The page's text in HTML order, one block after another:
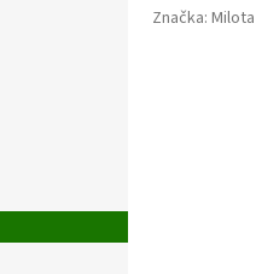
Značka: Milota